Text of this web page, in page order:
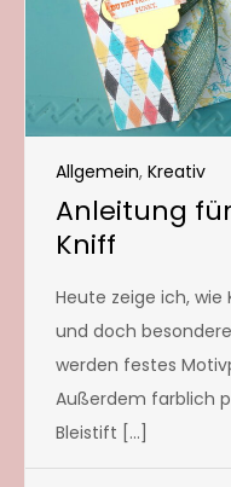
Allgemein, Kreativ
Anleitung
Kniff
Heute zeige ich,
und doch
werden festes
Außerdem farblich
Bleistift […]